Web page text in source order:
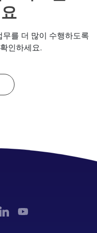
를 더 많이 수행하도록
인하세요.